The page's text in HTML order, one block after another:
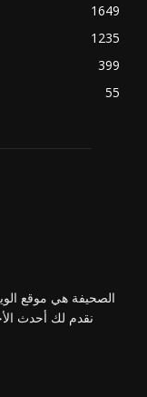
1649
1235
399
55
الصحيفة هي موقع
نقدم لك أحدث